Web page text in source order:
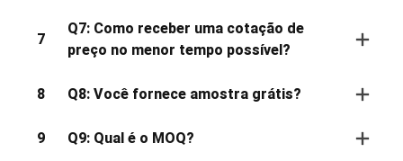
7
Q7: Como receber uma cotação de
preço no menor tempo possível?
8 Q8: Você fornece amostra grátis?
9 Q9: Qual é o MOQ?